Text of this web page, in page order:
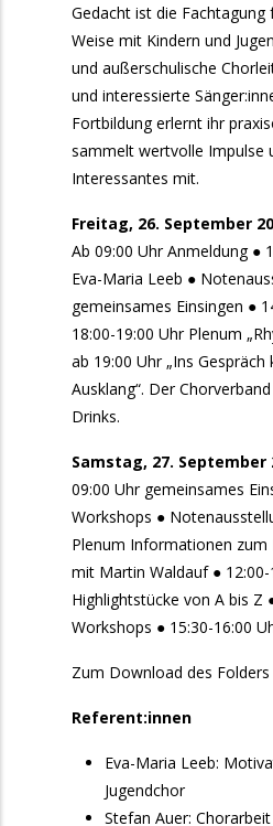
Fit for Singing in
Chorleitende und
17:00
Fit for Singing in
Chorleitende und
18. September 2026
Singnachmittag für
19. September 2026
10:00
Workshop-Tag
aktive
20. September 2026
Dorfplatz Mils
„TatääTatää": Ein
Kirchenchor
25. September 2026
Fachtagung Singen
Jugendlichen
26. September 2026
Fachtagung
Jugendlichen
Gedacht ist die
Weise mit Kindern und
und außerschulische
und interessierte
Fortbildung erlernt ihr
sammelt wertvolle Impulse
Interessantes mit.
Freitag, 26. September
Ab 09:00 Uhr Anmeldung ●
Eva-Maria Leeb ●
gemeinsames Einsingen ●
18:00-19:00 Uhr Plenum
ab 19:00 Uhr „Ins
Ausklang“. Der
Drinks.
Samstag, 27. September
09:00 Uhr gemeinsames
Workshops ●
Plenum Informationen zum
mit Martin Waldauf ●
Highlightstücke von A bis Z
Workshops ● 15:30-16:00
Zum Download des
Referent:innen
Eva-Maria Leeb:
Jugendchor
Stefan Auer: